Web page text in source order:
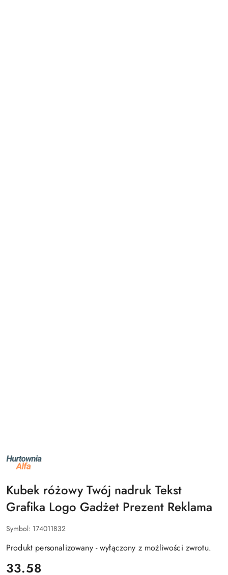
NAZWA
PRODUCENTA:
ALFA
Kubek różowy Twój nadruk Tekst
Grafika Logo Gadżet Prezent Reklama
Symbol: 174011832
Produkt personalizowany - wyłączony z możliwości zwrotu.
cena:
33.58